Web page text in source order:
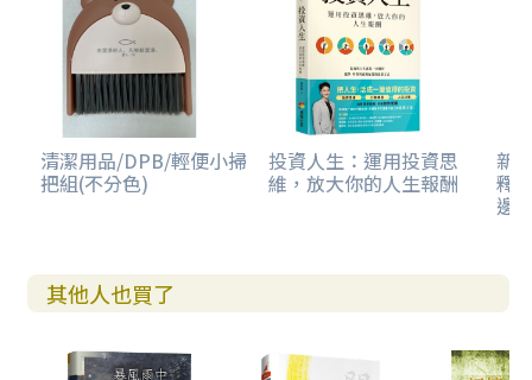
清潔用品/DPB/輕便小掃
把組(不分色)
投資人生：運用投資思
維，放大你的人生報酬
新
釋
邊.
其他人也買了